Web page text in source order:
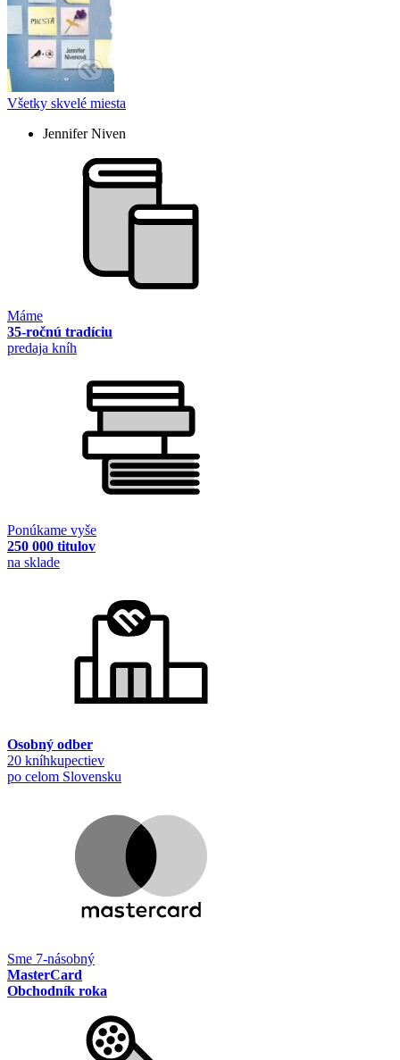
Všetky skvelé miesta
Jennifer Niven
Máme
35-ročnú tradíciu
predaja kníh
Ponúkame vyše
250 000 titulov
na sklade
Osobný odber
20 kníhkupectiev
po celom Slovensku
Sme 7-násobný
MasterCard
Obchodník roka